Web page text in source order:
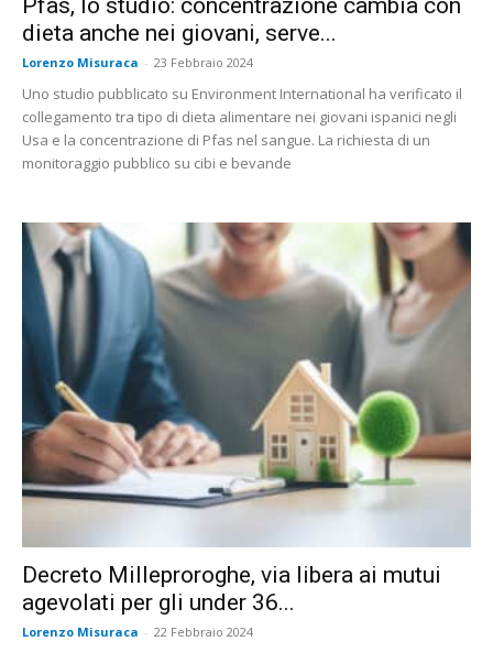
dieta anche nei giovani, serve...
Lorenzo Misuraca - 23 Febbraio 2024
Uno studio pubblicato su Environment International ha verificato il
collegamento tra tipo di dieta alimentare nei giovani ispanici negli
Usa e la concentrazione di Pfas nel sangue. La richiesta di un
monitoraggio pubblico su cibi e bevande
Decreto Milleproroghe, via libera ai mutui
agevolati per gli under 36...
Lorenzo Misuraca - 22 Febbraio 2024